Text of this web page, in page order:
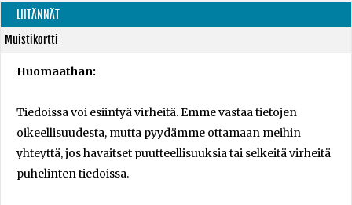
LIITÄNNÄT
Muistikortti
Huomaathan:
Tiedoissa voi esiintyä virheitä. Emme vastaa tietojen
oikeellisuudesta, mutta pyydämme ottamaan meihin
yhteyttä, jos havaitset puutteellisuuksia tai selkeitä virheitä
puhelinten tiedoissa.